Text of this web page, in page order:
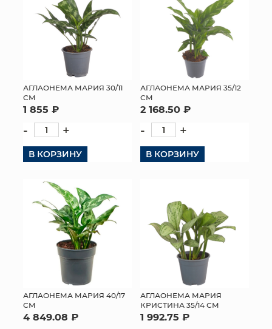
АГЛАОНЕМА МАРИЯ 30/11
СМ
1 855 ₽
- +
В КОРЗИНУ
АГЛАОНЕМА МАРИЯ 35/12
СМ
2 168.50 ₽
- +
В КОРЗИНУ
АГЛАОНЕМА МАРИЯ 40/17
СМ
4 849.08 ₽
АГЛАОНЕМА МАРИЯ
КРИСТИНА 35/14 СМ
1 992.75 ₽